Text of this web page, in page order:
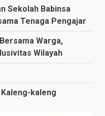
Sekolah Babinsa
Tenaga Pengajar
Warga,
Wilayah
kaleng